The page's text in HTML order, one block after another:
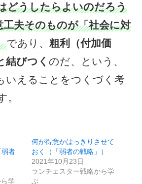
どうしたらよいのだろう
工夫そのものが「社会に対
であり、粗利（付加価
結びつくのだ、という、
いえることをつくづく考
。
弱者
学
何が得意かはっきりさせて
おく（「弱者の戦略」）
2021年10月23日
ランチェスター戦略から学
ぶ